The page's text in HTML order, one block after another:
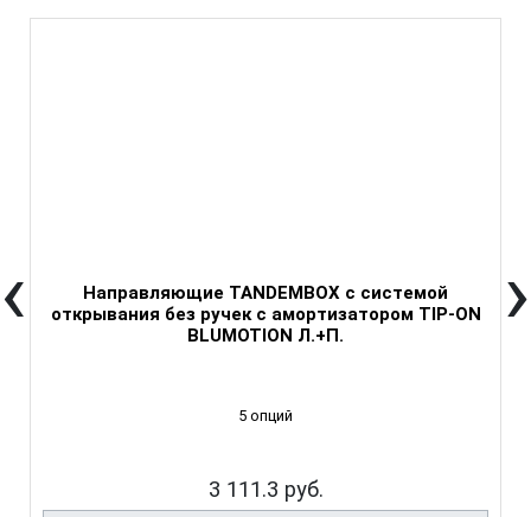
Направляющие TANDEMBOX с системой
открывания без ручек с амортизатором TIP-ON
BLUMOTION Л.+П.
5 опций
3 111.3 руб.
‹ ›